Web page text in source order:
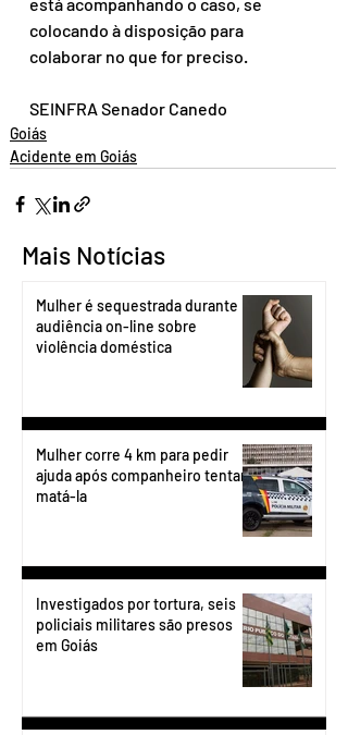
colocando à disposição para
colaborar no que for preciso.
SEINFRA Senador Canedo
Goiás
Acidente em Goiás
Mais Notícias
Mulher é sequestrada durante
audiência on-line sobre
violência doméstica
Mulher corre 4 km para pedir
ajuda após companheiro tentar
matá-la
Investigados por tortura, seis
policiais militares são presos
em Goiás